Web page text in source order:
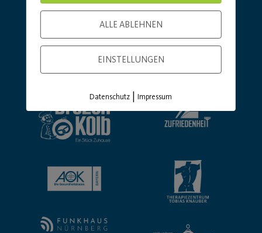
Basic Partner:
ALLE ABLEHNEN
EINSTELLUNGEN
Datenschutz |Impressum